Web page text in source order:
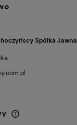
Spółka Jawna